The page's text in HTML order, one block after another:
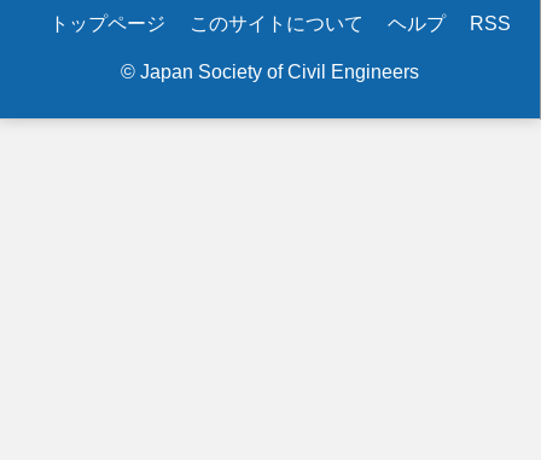
Secondary
トップページ このサイトについて ヘルプ RSS
© Japan Society of Civil Engineers